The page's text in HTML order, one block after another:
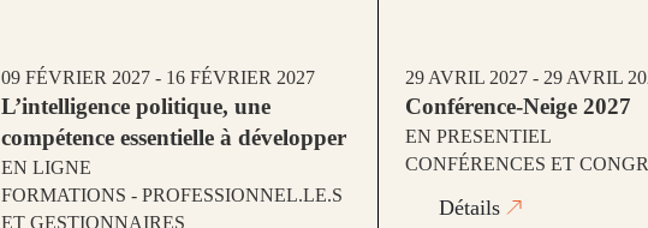
09 FÉVRIER 2027 - 16 FÉVRIER 2027
L’intelligence politique, une
compétence essentielle à développer
EN LIGNE
FORMATIONS - PROFESSIONNEL.LE.S
ET GESTIONNAIRES
29 AVRIL 2027 - 29 AVRIL
Conférence-Neige 2027
EN PRESENTIEL
CONFÉRENCES ET
Détails